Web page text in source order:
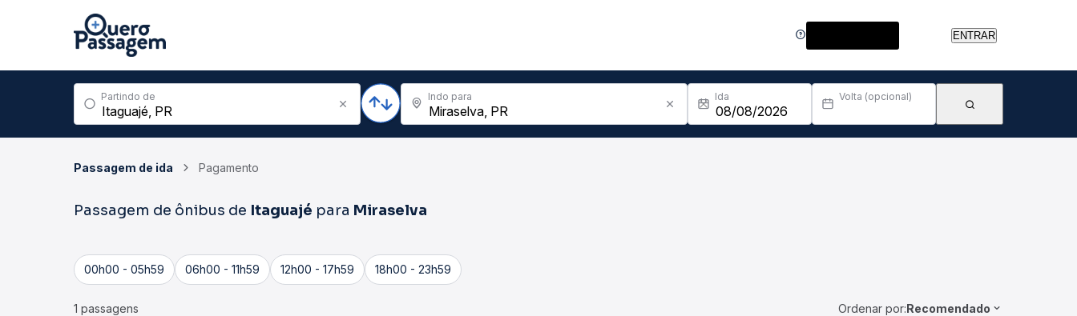
ENTRAR
Partindo de Indo para Ida Volta (opcional)
Passagem de ida Pagamento
Passagem de ônibus de Itaguajé para Miraselva
00h00 - 05h59 06h00 - 11h59 12h00 - 17h59 18h00 - 23h59
1 passagens Ordenar por:Recomendado